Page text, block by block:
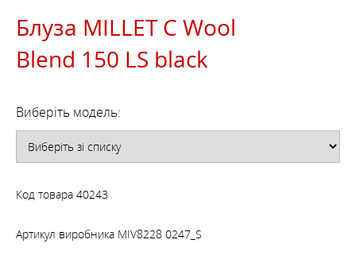
Блуза MILLET C Wool
Blend 150 LS black
Виберіть модель:
Код товара 40243
Артикул виробника MIV8228 0247_S